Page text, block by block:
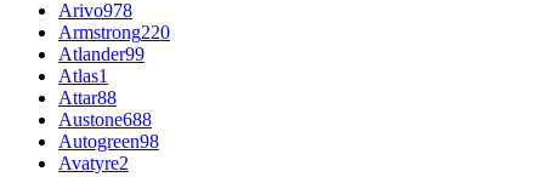
Arivo978
Armstrong220
Atlander99
Atlas1
Attar88
Austone688
Autogreen98
Avatyre2